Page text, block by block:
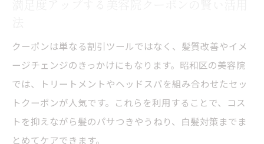
クーポンは単なる割引ツールではなく、髪質改善やイメ
ージチェンジのきっかけにもなります。昭和区の美容院
では、トリートメントやヘッドスパを組み合わせたセッ
トクーポンが人気です。これらを利用することで、コス
トを抑えながら髪のパサつきやうねり、白髪対策までま
とめてケアできます。